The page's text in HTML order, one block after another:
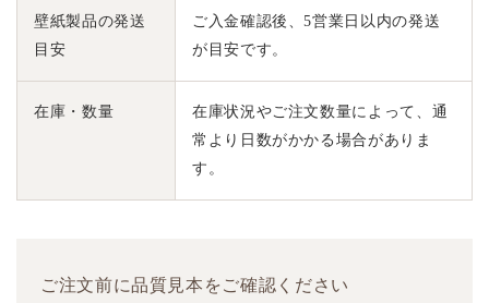
壁紙製品の発送
目安
ご入金確認後、5営業日以内の発送
が目安です。
在庫・数量
在庫状況やご注文数量によって、通
常より日数がかかる場合がありま
す。
ご注文前に品質見本をご確認ください